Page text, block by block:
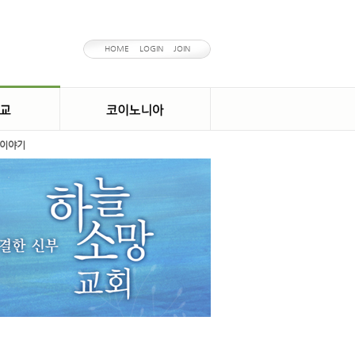
HOME LOGIN JOIN
야기